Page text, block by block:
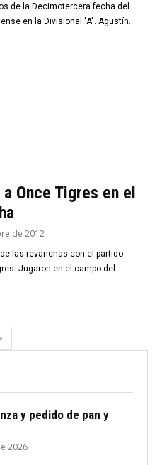
de la Decimotercera fecha del
en la Divisional "A". Agustín...
Once Tigres en el
de 2012
las revanchas con el partido
Jugaron en el campo del
y pedido de pan y
2026